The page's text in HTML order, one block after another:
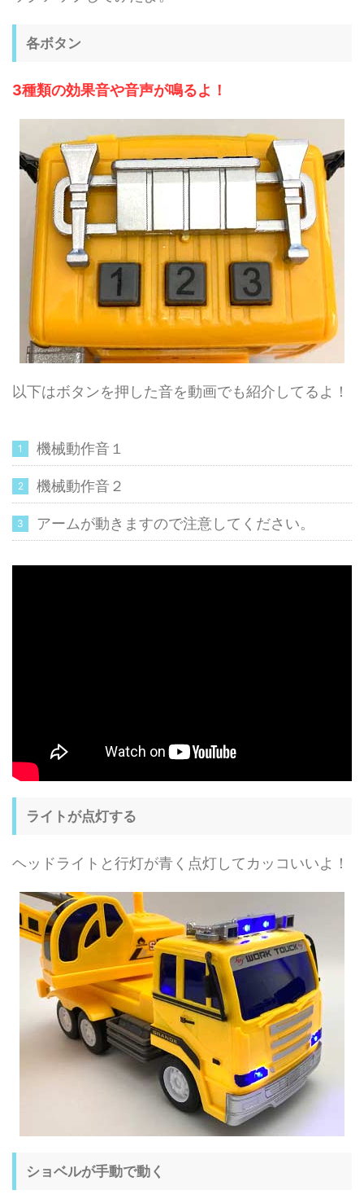
各ボタン
3種類の効果音や音声が鳴るよ！
以下はボタンを押した音を動画でも紹介してるよ！
機械動作音１
機械動作音２
アームが動きますので注意してください。
ライトが点灯する
ヘッドライトと行灯が青く点灯してカッコいいよ！
ショベルが手動で動く